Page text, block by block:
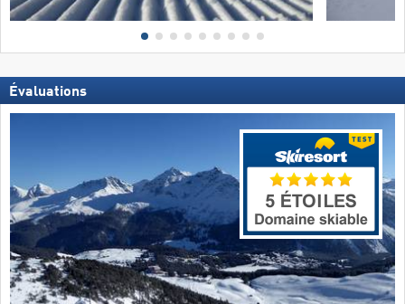
Évaluations